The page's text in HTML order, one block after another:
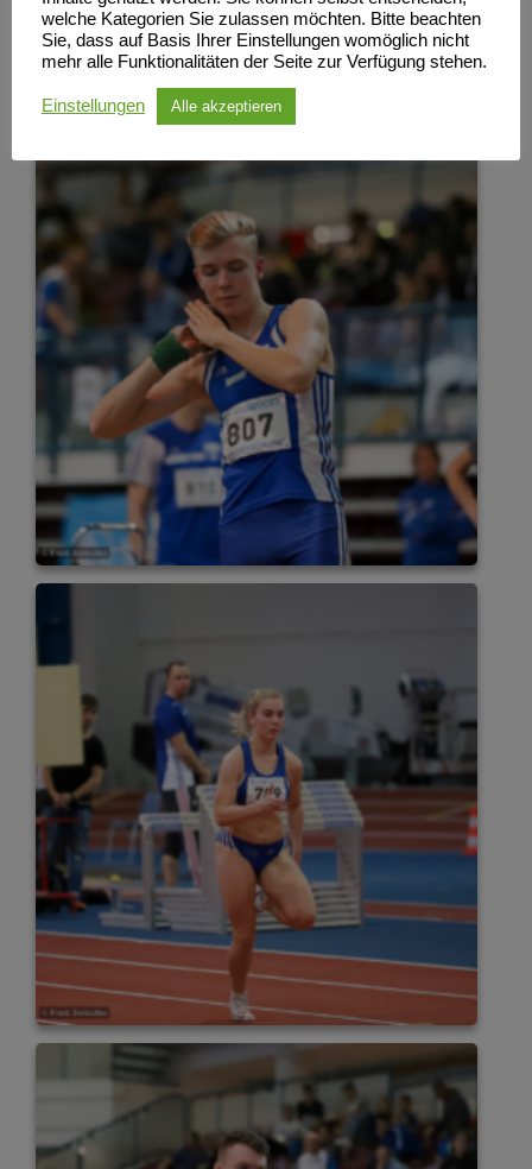
welche Kategorien Sie zulassen möchten. Bitte beachten
Sie, dass auf Basis Ihrer Einstellungen womöglich nicht
mehr alle Funktionalitäten der Seite zur Verfügung stehen.
Einstellungen Alle akzeptieren